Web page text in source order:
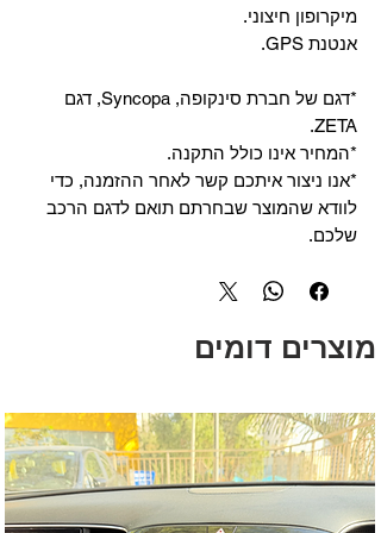
מיקרופון חיצוני.
אנטנת GPS.
*דגם של חברת סינקופה, Syncopa, דגם
ZETA.
*המחיר אינו כולל התקנה.
*אנו ניצור איתכם קשר לאחר ההזמנה, כדי
לוודא שהמוצר שבחרתם תואם לדגם הרכב
שלכם.
מוצרים דומים